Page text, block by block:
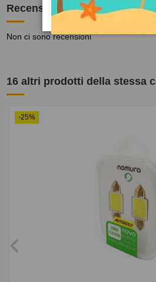
Recensioni(0)
Non ci sono recensioni
16 altri prodotti della stessa
-25%